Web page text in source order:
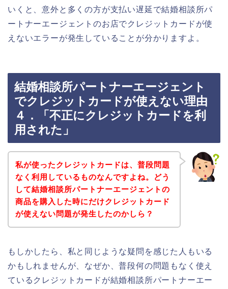
いくと、意外と多くの方が支払い遅延で結婚相談所パ
ートナーエージェントのお店でクレジットカードが使
えないエラーが発生していることが分かりますよ。
結婚相談所パートナーエージェント
でクレジットカードが使えない理由
４．「不正にクレジットカードを利
用された」
私が使ったクレジットカードは、普段問題
なく利用しているものなんですよね。どう
して結婚相談所パートナーエージェントの
商品を購入した時にだけクレジットカード
が使えない問題が発生したのかしら？
もしかしたら、私と同じような疑問を感じた人もいる
かもしれませんが、なぜか、普段何の問題もなく使え
ているクレジットカードが結婚相談所パートナーエー